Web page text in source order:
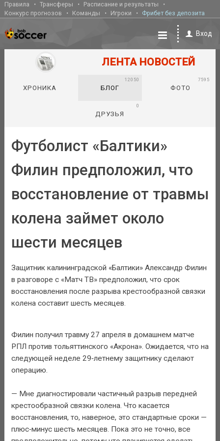
Правила Трансферы
Расписание и результаты
Конкурс прогнозов
Команды Игроки Фрибет без депозита
Вход
ЛЕНТА НОВОСТЕЙ
ХРОНИКА БЛОГ
12050
ФОТО
7595
ДРУЗЬЯ
0
Футболист «Балтики»
Филин предположил, что
восстановление от травмы
колена займет около
шести месяцев
Защитник калининградской «Балтики» Александр Филин
в разговоре с «Матч ТВ» предположил, что срок
восстановления после разрыва крестообразной связки
колена составит шесть месяцев.
Филин получил травму 27 апреля в домашнем матче
РПЛ против тольяттинского «Акрона». Ожидается, что на
следующей неделе 29‑летнему защитнику сделают
операцию.
— Мне диагностировали частичный разрыв передней
крестообразной связки колена. Что касается
восстановления, то, наверное, это стандартные сроки —
плюс‑минус шесть месяцев. Пока это не точно, все